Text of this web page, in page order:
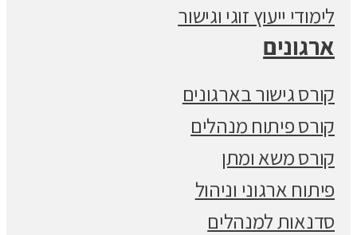
לימודי ייעוץ זוגי וגישור
ארגונים
קורס גישור בארגונים
קורס פיתוח מנהלים
קורס משא ומתן
פיתוח ארגוני וניהול
סדנאות למנהלים